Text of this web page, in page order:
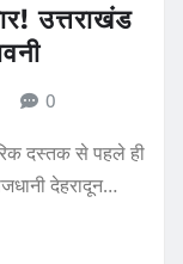
उत्तराखंड
0
दस्तक से पहले ही
देहरादून…